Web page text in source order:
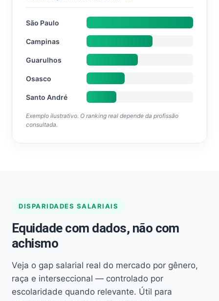
São Paulo
Campinas
Guarulhos
Osasco
Santo André
Exemplo ilustrativo. O ranking real depende da profissão
consultada.
DISPARIDADES SALARIAIS
Equidade com dados, não com
achismo
Veja o gap salarial real do mercado por gênero,
raça e interseccional — controlado por
escolaridade quando relevante. Útil para